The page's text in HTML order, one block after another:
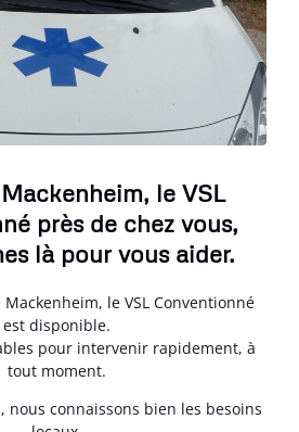
le VSL
près de chez vous,
là pour vous aider.
Mackenheim, le VSL Conventionné
est disponible.
pour intervenir rapidement, à
tout moment.
nous connaissons bien les besoins